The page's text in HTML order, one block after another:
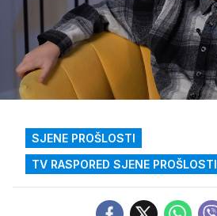
Upali
zvuk
Loaded:
10.57%
SJENE PROŠLOSTI
TV RASPORED SJENE PROŠLOSTI